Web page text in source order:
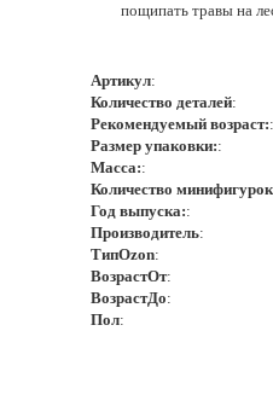
пощипать травы на
Артикул:
Количество деталей:
Рекомендуемый возраст::
Размер упаковки::
Масса::
Количество
Год выпуска::
Производитель:
ТипOzon:
ВозрастОт:
ВозрастДо:
Пол: